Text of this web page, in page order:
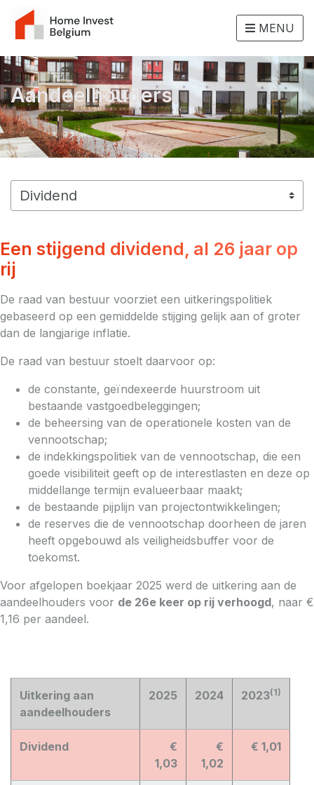
MENU
Aandeelhouders
Een stijgend dividend, al 26 jaar op
rij
De raad van bestuur voorziet een uitkeringspolitiek
gebaseerd op een gemiddelde stijging gelijk aan of groter
dan de langjarige inflatie.
De raad van bestuur stoelt daarvoor op:
de constante, geïndexeerde huurstroom uit
bestaande vastgoedbeleggingen;
de beheersing van de operationele kosten van de
vennootschap;
de indekkingspolitiek van de vennootschap, die een
goede visibiliteit geeft op de interestlasten en deze op
middellange termijn evalueerbaar maakt;
de bestaande pijplijn van projectontwikkelingen;
de reserves die de vennootschap doorheen de jaren
heeft opgebouwd als veiligheidsbuffer voor de
toekomst.
Voor afgelopen boekjaar 2025 werd de uitkering aan de
aandeelhouders voor de 26e keer op rij verhoogd, naar €
1,16 per aandeel.
Uitkering aan
aandeelhouders
2025 2024 2023(1)
Dividend
€
1,03
€
1,02
€ 1,01